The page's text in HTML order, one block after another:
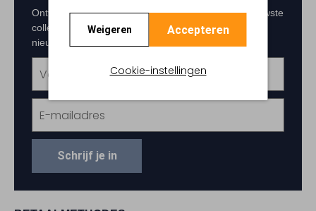
Weigeren Accepteren
Cookie-instellingen
Ontvang als eerste exclusieve updates over de nieuwste
collecties, acties en events. Schrijf je in voor de
nieuwsbrief en maak kans op € 150,- shoptegoed.
Schrijf je in